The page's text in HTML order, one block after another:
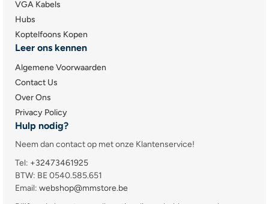
VGA Kabels
Hubs
Koptelfoons Kopen
Leer ons kennen
Algemene Voorwaarden
Contact Us
Over Ons
Privacy Policy
Hulp nodig?
Neem dan contact op met onze Klantenservice!
Tel: +32473461925
BTW: BE 0540.585.651
Email: webshop@mmstore.be